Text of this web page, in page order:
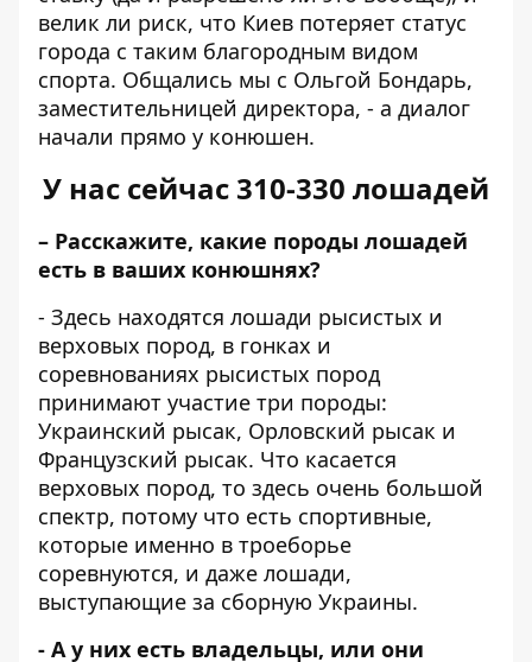
велик ли риск, что Киев потеряет статус
города с таким благородным видом
спорта. Общались мы с Ольгой Бондарь,
заместительницей директора, - а диалог
начали прямо у конюшен.
У нас сейчас 310-330 лошадей
– Расскажите, какие породы лошадей
есть в ваших конюшнях?
- Здесь находятся лошади рысистых и
верховых пород, в гонках и
соревнованиях рысистых пород
принимают участие три породы:
Украинский рысак, Орловский рысак и
Французский рысак. Что касается
верховых пород, то здесь очень большой
спектр, потому что есть спортивные,
которые именно в троеборье
соревнуются, и даже лошади,
выступающие за сборную Украины.
- А у них есть владельцы, или они